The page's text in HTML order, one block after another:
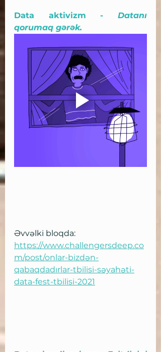
Data aktivizm - Datanı
qorumaq gərək.
Əvvəlki bloqda:
https://www.challengersdeep.co
m/post/onlar-bizdən-
qabaqdadırlar-tbilisi-səyahəti-
data-fest-tbilisi-2021